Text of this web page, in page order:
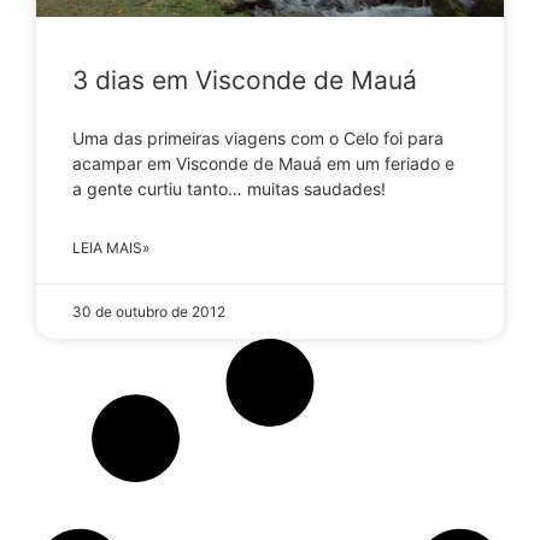
3 dias em Visconde de Mauá
Uma das primeiras viagens com o Celo foi para
acampar em Visconde de Mauá em um feriado e
a gente curtiu tanto… muitas saudades!
LEIA MAIS»
30 de outubro de 2012